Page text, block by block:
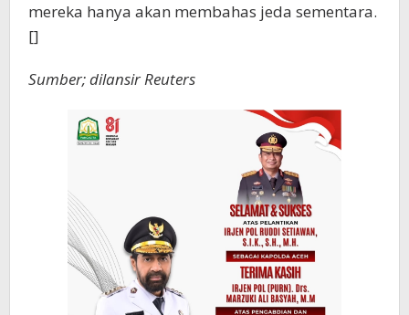
mereka hanya akan membahas jeda sementara.
[]
Sumber; dilansir Reuters